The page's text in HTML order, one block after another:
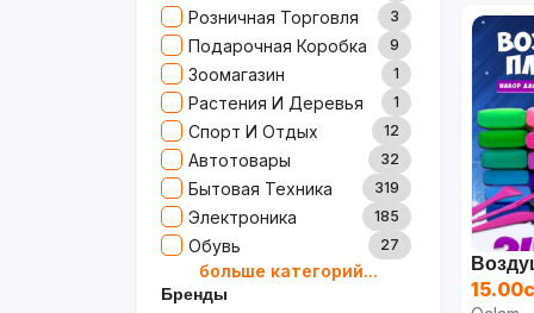
Розничная Торговля 3
Подарочная Коробка 9
Зоомагазин 1
Растения И Деревья 1
Спорт И Отдых 12
Автотовары 32
Бытовая Техника 319
Электроника 185
Обувь 27
Товары Для Дома
Ювелирные Изделия
больше категорий...
Бренды